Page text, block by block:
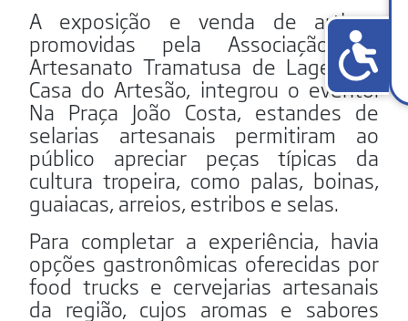
A exposição e venda de artigos
promovidas pela Associação de
Artesanato Tramatusa de Lages, na
Casa do Artesão, integrou o evento.
Na Praça João Costa, estandes de
selarias artesanais permitiram ao
público apreciar peças típicas da
cultura tropeira, como palas, boinas,
guaiacas, arreios, estribos e selas.
Para completar a experiência, havia
opções gastronômicas oferecidas por
food trucks e cervejarias artesanais
da região, cujos aromas e sabores